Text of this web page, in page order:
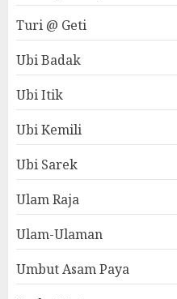
Turi @ Geti
Ubi Badak
Ubi Itik
Ubi Kemili
Ubi Sarek
Ulam Raja
Ulam-Ulaman
Umbut Asam Paya